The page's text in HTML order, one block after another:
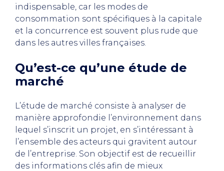
indispensable, car les modes de
consommation sont spécifiques à la capitale
et la concurrence est souvent plus rude que
dans les autres villes françaises.
Qu’est-ce qu’une étude de
marché
L’étude de marché consiste à analyser de
manière approfondie l’environnement dans
lequel s’inscrit un projet, en s’intéressant à
l’ensemble des acteurs qui gravitent autour
de l’entreprise. Son objectif est de recueillir
des informations clés afin de mieux